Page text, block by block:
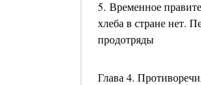
5. Временное
хлеба в стране нет.
продотряды
Глава 4.